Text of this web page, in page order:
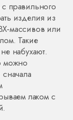
правильного
изделия из
или
Такие
набухают.
можно
лаком с